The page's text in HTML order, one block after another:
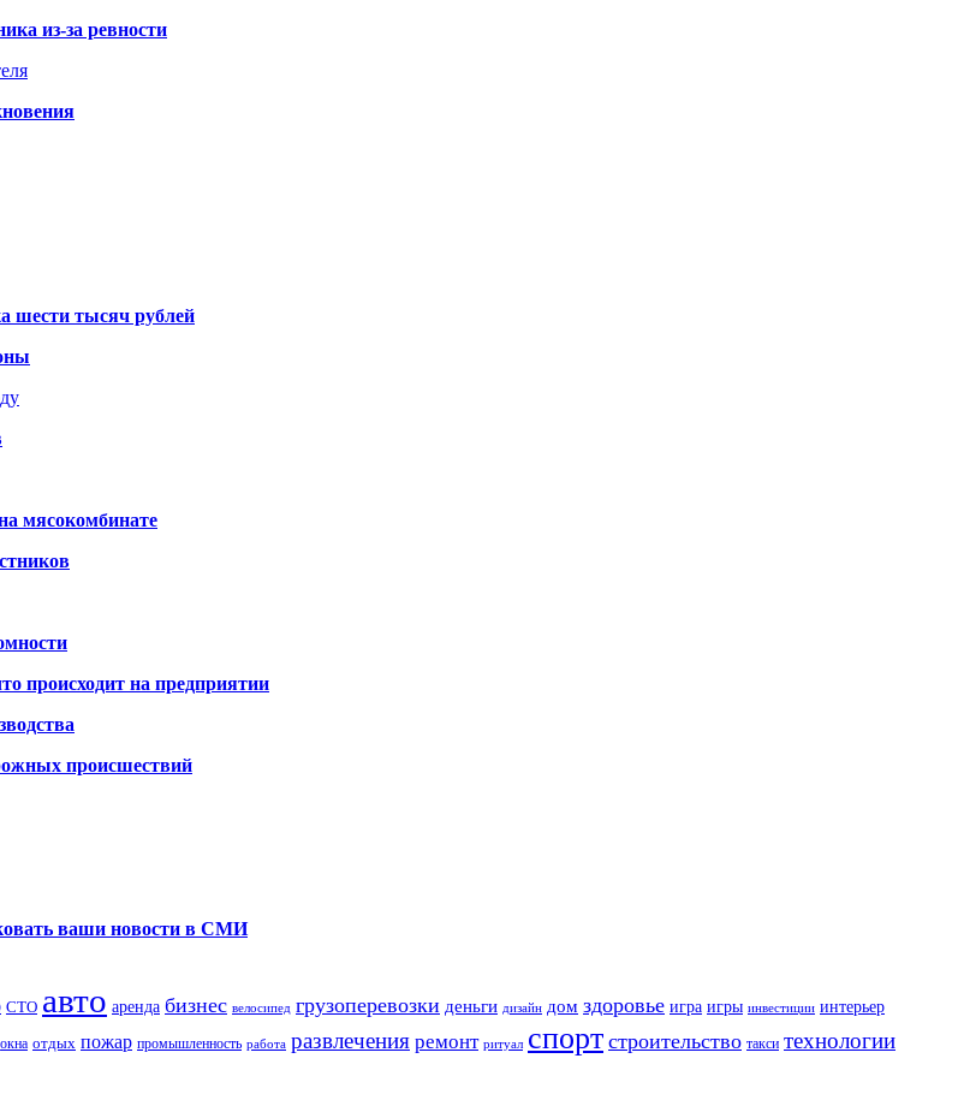
из-за ревности
шести тысяч рублей
мясокомбинате
происходит на предприятии
происшествий
ваши новости в СМИ
СТО авто аренда бизнес велосипед грузоперевозки деньги дизайн дом здоровье игра игры инвестиции интерьер
окна отдых пожар промышленность работа развлечения ремонт ритуал спорт строительство такси технологии